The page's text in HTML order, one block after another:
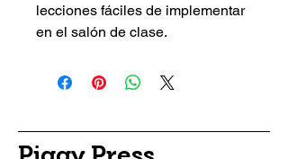
lecciones fáciles de implementar
en el salón de clase.